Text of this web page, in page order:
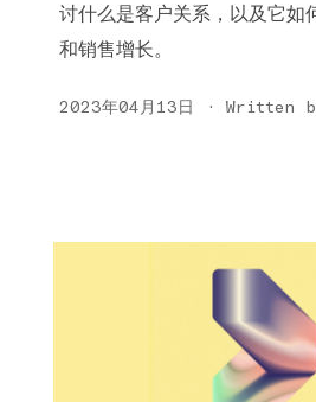
讨什么是客户关系，以及它如
和销售增长。
2023年04月13日 · Written